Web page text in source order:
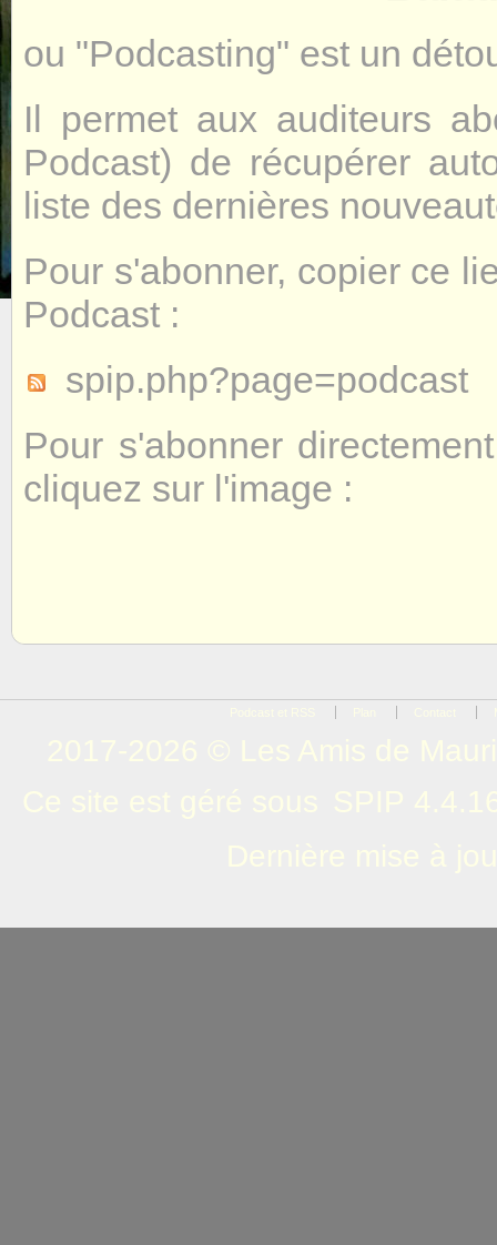
ou "Podcasting" est un
Il permet aux auditeurs
Podcast) de récupérer
liste des dernières
Pour s'abonner, copier ce
Podcast :
spip.php?page=podcast
Pour s'abonner
cliquez sur l'image :